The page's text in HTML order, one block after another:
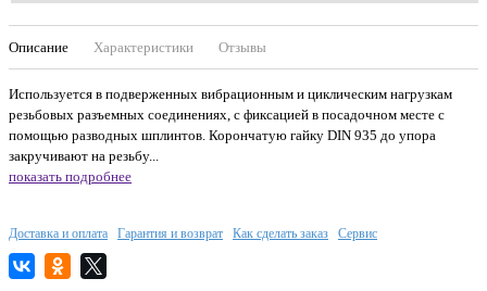
Описание Характеристики Отзывы
Используется в подверженных вибрационным и циклическим нагрузкам
резьбовых разъемных соединениях, с фиксацией в посадочном месте с
помощью разводных шплинтов. Корончатую гайку DIN 935 до упора
закручивают на резьбу...
показать подробнее
Доставка и оплата Гарантия и возврат Как сделать заказ Сервис